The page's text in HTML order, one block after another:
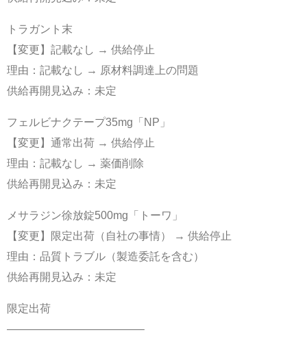
トラガント末
【変更】記載なし → 供給停止
理由：記載なし → 原材料調達上の問題
供給再開見込み：未定
フェルビナクテープ35mg「NP」
【変更】通常出荷 → 供給停止
理由：記載なし → 薬価削除
供給再開見込み：未定
メサラジン徐放錠500mg「トーワ」
【変更】限定出荷（自社の事情） → 供給停止
理由：品質トラブル（製造委託を含む）
供給再開見込み：未定
限定出荷
————————————–